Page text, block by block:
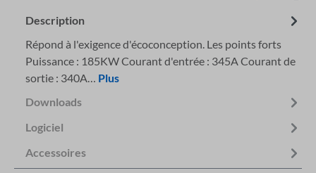
Description
Répond à l'exigence d'écoconception. Les points forts
Puissance : 185KW Courant d'entrée : 345A Courant de
sortie : 340A… Plus
Downloads
Logiciel
Accessoires